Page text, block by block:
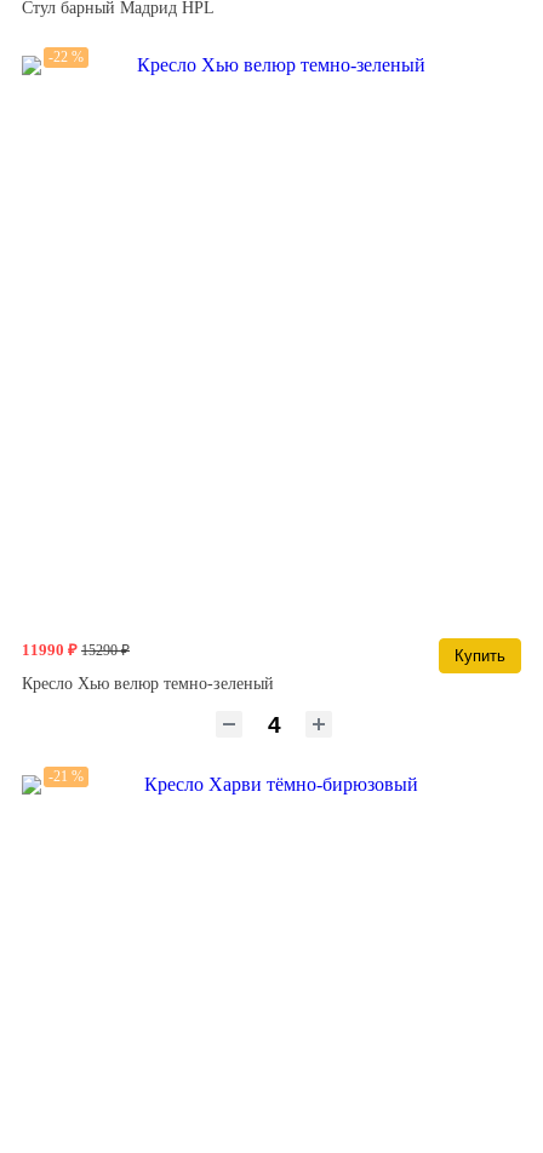
Стул барный Мадрид HPL
11990 ₽ 15290 ₽
-22 %
Купить
Кресло Хью велюр темно-зеленый
-21 %